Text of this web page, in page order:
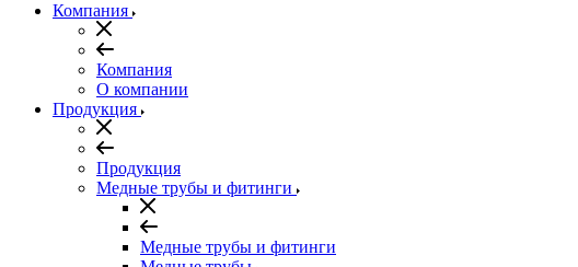
Компания
Компания
О компании
Продукция
Продукция
Медные трубы и фитинги
Медные трубы и фитинги